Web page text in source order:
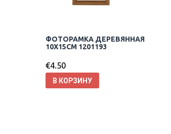
ФОТОРАМКА ДЕРЕВЯННАЯ
10X15CM 1201193
€4.50
В КОРЗИНУ